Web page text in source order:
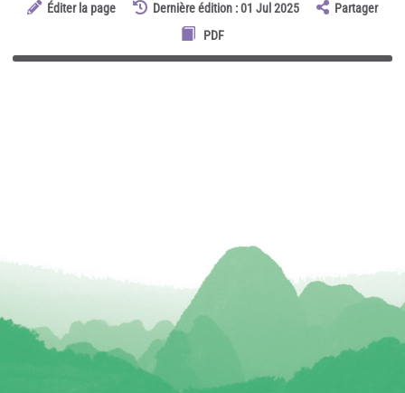
Éditer la page Dernière édition : 01 Jul 2025
Partager
PDF